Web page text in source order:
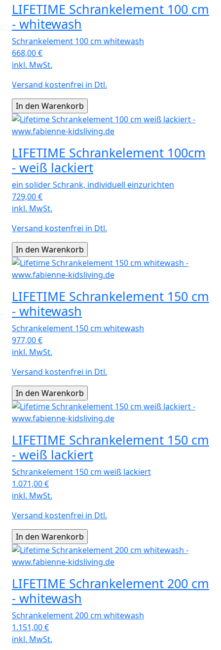
LIFETIME Schrankelement 100 cm
- whitewash
Schrankelement 100 cm whitewash
668,00€
inkl. MwSt.
Versand kostenfrei in Dtl.
LIFETIME Schrankelement 100cm
- weiß lackiert
ein solider Schrank, individuell einzurichten
729,00€
inkl. MwSt.
Versand kostenfrei in Dtl.
LIFETIME Schrankelement 150 cm
- whitewash
Schrankelement 150 cm whitewash
977,00€
inkl. MwSt.
Versand kostenfrei in Dtl.
LIFETIME Schrankelement 150 cm
- weiß lackiert
Schrankelement 150 cm weiß lackiert
1.071,00€
inkl. MwSt.
Versand kostenfrei in Dtl.
LIFETIME Schrankelement 200 cm
- whitewash
Schrankelement 200 cm whitewash
1.151,00€
inkl. MwSt.